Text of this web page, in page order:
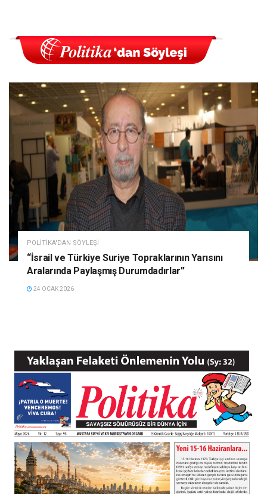
POLITIKA'DAN SÖYLEŞI
“İsrail ve Türkiye Suriye Topraklarının Yarısını
Aralarında Paylaşmış Durumdadırlar”
24 OCAK 2026